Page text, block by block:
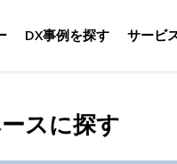
DX事例を探す サービ
スに探す